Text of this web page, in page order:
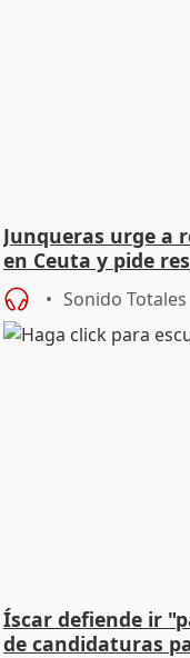
Junqueras urge a
en Ceuta y pide
Sonido Totales
Íscar defiende ir
de candidaturas